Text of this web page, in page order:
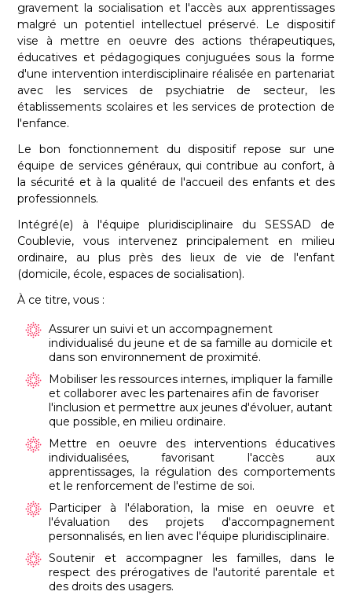
gravement la socialisation et l'accès aux apprentissages
malgré un potentiel intellectuel préservé. Le dispositif
vise à mettre en oeuvre des actions thérapeutiques,
éducatives et pédagogiques conjuguées sous la forme
d'une intervention interdisciplinaire réalisée en partenariat
avec les services de psychiatrie de secteur, les
établissements scolaires et les services de protection de
l'enfance.
Le bon fonctionnement du dispositif repose sur une
équipe de services généraux, qui contribue au confort, à
la sécurité et à la qualité de l'accueil des enfants et des
professionnels.
Intégré(e) à l'équipe pluridisciplinaire du SESSAD de
Coublevie, vous intervenez principalement en milieu
ordinaire, au plus près des lieux de vie de l'enfant
(domicile, école, espaces de socialisation).
À ce titre, vous :
Assurer un suivi et un accompagnement
individualisé du jeune et de sa famille au domicile et
dans son environnement de proximité.
Mobiliser les ressources internes, impliquer la famille
et collaborer avec les partenaires afin de favoriser
l'inclusion et permettre aux jeunes d'évoluer, autant
que possible, en milieu ordinaire.
Mettre en oeuvre des interventions éducatives
individualisées, favorisant l'accès aux
apprentissages, la régulation des comportements
et le renforcement de l'estime de soi.
Participer à l'élaboration, la mise en oeuvre et
l'évaluation des projets d'accompagnement
personnalisés, en lien avec l'équipe pluridisciplinaire.
Soutenir et accompagner les familles, dans le
respect des prérogatives de l'autorité parentale et
des droits des usagers.